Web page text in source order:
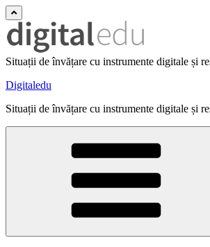
Situații de învățare cu instrumente digitale și
Digitaledu
Situații de învățare cu instrumente digitale și